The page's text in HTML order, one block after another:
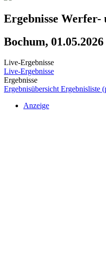
Ergebnisse
Bochum, 01.05.2026
Live-Ergebnisse
Live-Ergebnisse
Ergebnisse
Ergebnisübersicht Ergebnisliste
Anzeige